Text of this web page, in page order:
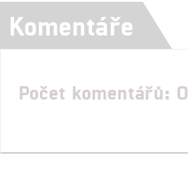
Komentáře
Počet komentářů: 0